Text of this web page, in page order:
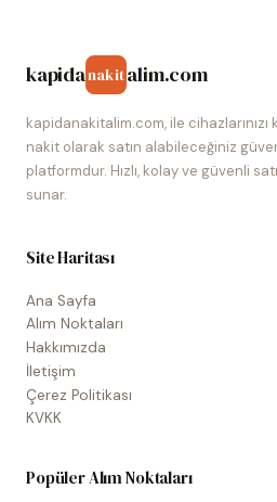
kapidanakitalim.com
kapidanakitalim.com, ile cihazlarınızı
nakit olarak satın alabileceğiniz
platformdur. Hızlı, kolay ve güvenli
sunar.
Site Haritası
Ana Sayfa
Alım Noktaları
Hakkımızda
İletişim
Çerez Politikası
KVKK
Popüler Alım Noktaları